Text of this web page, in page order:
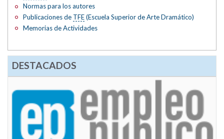
Normas para los autores
Publicaciones de TFE(Escuela Superior de Arte Dramático)
Memorias de Actividades
DESTACADOS